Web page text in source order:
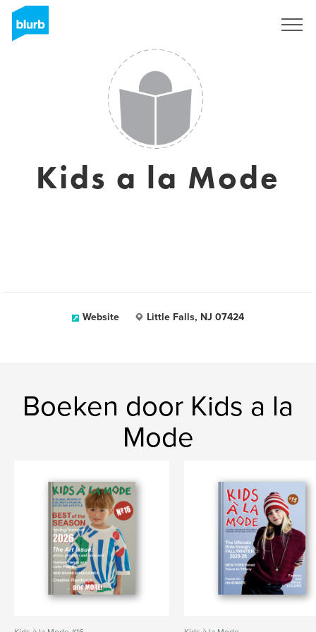
Kids a la Mode
Website Little Falls, NJ 07424
Boeken door Kids a la
Mode